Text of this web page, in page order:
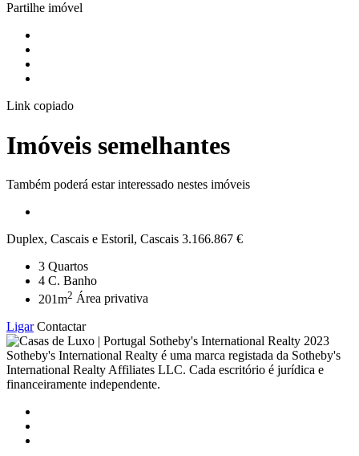
Partilhe imóvel
Link copiado
Imóveis semelhantes
Também poderá estar interessado nestes imóveis
Duplex, Cascais e Estoril, Cascais 3.166.867 €
3 Quartos
4 C. Banho
201m2 Área privativa
Ligar Contactar
2023
Sotheby's International Realty é uma marca registada da Sotheby's
International Realty Affiliates LLC. Cada escritório é jurídica e
financeiramente independente.